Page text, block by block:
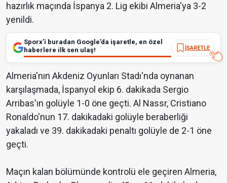
hazırlık maçında İspanya 2. Lig ekibi Almeria'ya 3-2
yenildi.
Sporx’i buradan Google’da işaretle, en özel
haberlere ilk sen ulaş!
İŞARETLE
Almeria'nın Akdeniz Oyunları Stadı'nda oynanan
karşılaşmada, İspanyol ekip 6. dakikada Sergio
Arribas'ın golüyle 1-0 öne geçti. Al Nassr, Cristiano
Ronaldo'nun 17. dakikadaki golüyle beraberliği
yakaladı ve 39. dakikadaki penaltı golüyle de 2-1 öne
geçti.
Maçın kalan bölümünde kontrolü ele geçiren Almeria,